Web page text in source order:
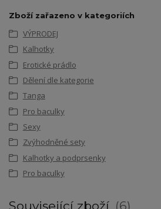
Zboží zařazeno v kategoriích
VÝPRODEJ
Kalhotky
Erotické prádlo
Dělení dle kategorie
Tanga
Pro baculky
Sexy
Zvýhodněné sety
Kalhotky a podprsenky
Pro baculky
Související zboží 6